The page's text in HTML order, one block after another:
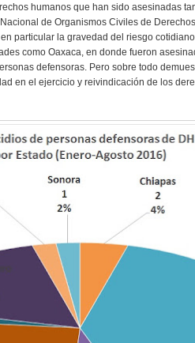
humanos que han sido asesinadas
de Organismos Civiles de
particular la gravedad del riesgo
como Oaxaca, en donde fueron
defensoras. Pero sobre todo
en el ejercicio y reivindicación de los